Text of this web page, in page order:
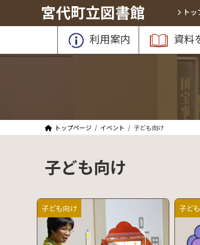
テ
ツ
ゲ
シ
宮代町立図書館 トッ
利用案内 資料
トップページ イベント 子ども向け
子ども向け
子ども向け 子ど